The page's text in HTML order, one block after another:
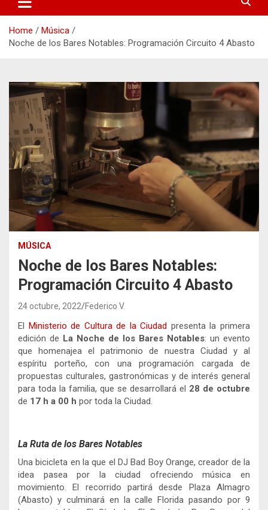
Home
Música
Noche de los Bares Notables: Programación Circuito 4 Abasto
MÚSICA
Noche de los Bares Notables:
Programación Circuito 4 Abasto
24 octubre, 2022 Federico V.
El Ministerio de Cultura de la Ciudad presenta la primera
edición de La Noche de los Bares Notables: un evento
que homenajea el patrimonio de nuestra Ciudad y al
espíritu porteño, con una programación cargada de
propuestas culturales, gastronómicas y de interés general
para toda la familia, que se desarrollará el 28 de octubre
de 17 h a 00 h por toda la Ciudad.
La Ruta de los Bares Notables
Una bicicleta en la que el DJ Bad Boy Orange, creador de la
idea pasea por la ciudad ofreciendo música en
movimiento. El recorrido partirá desde Plaza Almagro
(Abasto) y culminará en la calle Florida pasando por 9